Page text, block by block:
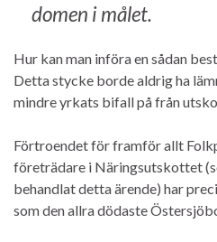
domen i målet.
Hur kan man införa en sådan
Detta stycke borde aldrig ha
mindre yrkats bifall på från
Förtroendet för framför allt
företrädare i Näringsutskottet
behandlat detta ärende) har
som den allra dödaste